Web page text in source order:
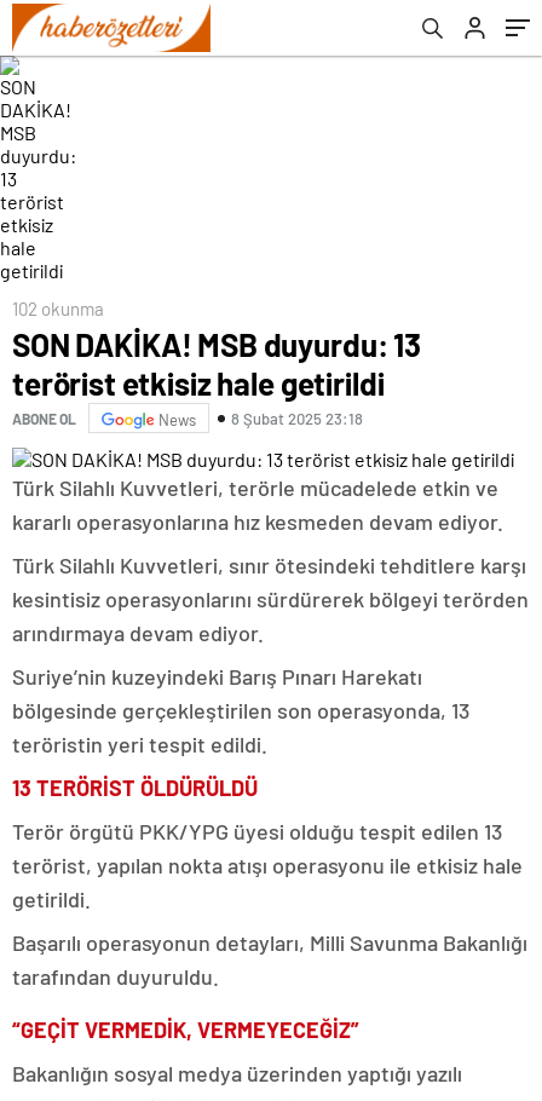
102 okunma
SON DAKİKA! MSB duyurdu: 13
terörist etkisiz hale getirildi
ABONE OL News 8 Şubat 2025 23:18
Türk Silahlı Kuvvetleri, terörle mücadelede etkin ve
kararlı operasyonlarına hız kesmeden devam ediyor.
Türk Silahlı Kuvvetleri, sınır ötesindeki tehditlere karşı
kesintisiz operasyonlarını sürdürerek bölgeyi terörden
arındırmaya devam ediyor.
Suriye’nin kuzeyindeki Barış Pınarı Harekatı
bölgesinde gerçekleştirilen son operasyonda, 13
teröristin yeri tespit edildi.
13 TERÖRİST ÖLDÜRÜLDÜ
Terör örgütü PKK/YPG üyesi olduğu tespit edilen 13
terörist, yapılan nokta atışı operasyonu ile etkisiz hale
getirildi.
Başarılı operasyonun detayları, Milli Savunma Bakanlığı
tarafından duyuruldu.
“GEÇİT VERMEDİK, VERMEYECEĞİZ”
Bakanlığın sosyal medya üzerinden yaptığı yazılı